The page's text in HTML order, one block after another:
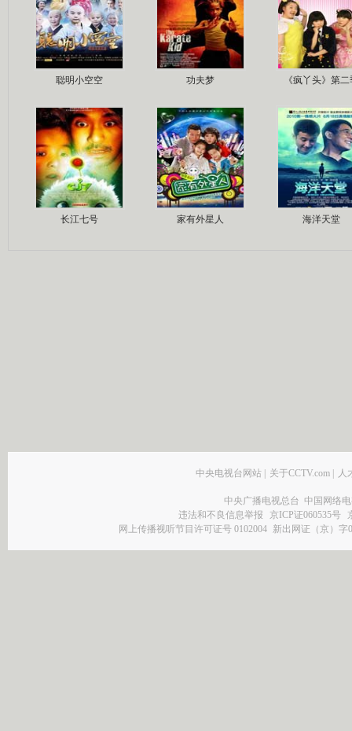
聪明小空空 功夫梦 《疯丫头》第二
长江七号 家有外星人 海洋天堂
中央电视台网站 | 关于CCTV.com | 人
中央广播电视总台 中国网络
违法和不良信息举报
京ICP证060535号
网上传播视听节目许可证号 0102004 新出网证（京）